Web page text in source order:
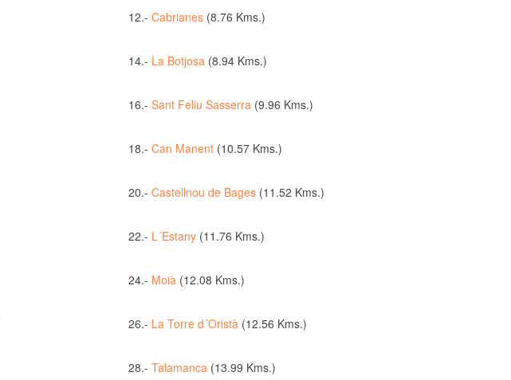
12.-Cabrianes (8.76 Kms.)
14.- La Botjosa (8.94 Kms.)
16.-Sant Feliu Sasserra (9.96 Kms.)
18.-Can Manent (10.57 Kms.)
20.-Castellnou de Bages (11.52 Kms.)
22.- L´Estany (11.76 Kms.)
24.- Moià (12.08 Kms.)
26.- La Torre d´Oristà (12.56 Kms.)
28.-Talamanca (13.99 Kms.)